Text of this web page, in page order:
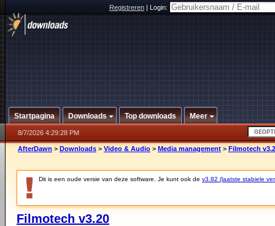
Registreren|Login:
Startpagina Downloads Top downloads Meer
8/7/2026 4:29:28 PM
AfterDawn > Downloads > Video & Audio > Media management > Filmotech
Dit is een oude versie van deze software. Je kunt ook de v3.82 (laatste stabiele
Filmotech v3.20